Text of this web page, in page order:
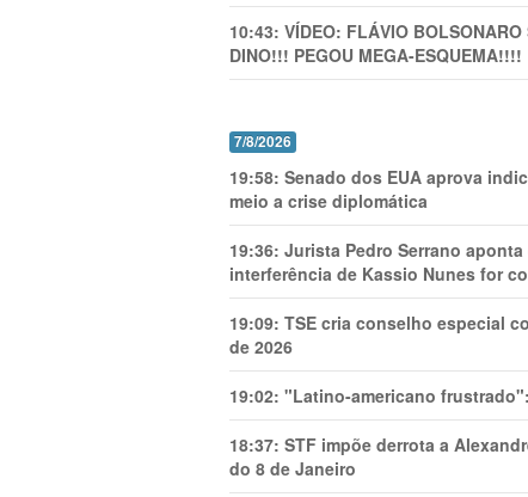
10:43: VÍDEO: FLÁVIO
DINO!!! PEGOU MEGA-ESQUEMA!!!!
7/8/2026
19:58: Senado dos EUA aprova
meio a crise diplomática
19:36: Jurista Pedro Serrano
interferência de Kassio Nunes for
19:09: TSE cria conselho especial
de 2026
19:02: "Latino-americano
18:37: STF impõe derrota a
do 8 de Janeiro